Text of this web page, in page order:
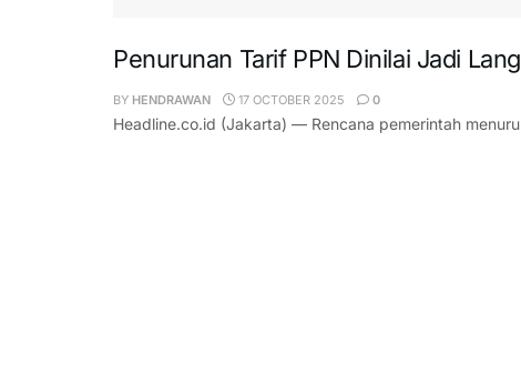
Penurunan Tarif PPN Dinilai Jadi
BY HENDRAWAN 17 OCTOBER 2025 0
Headline.co.id (Jakarta) — Rencana pemerintah